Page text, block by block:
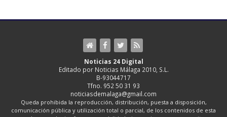
Noticias 24 Digital
Editado por Noticias Málaga 2010, S.L.
B-93044717
Tfno. 952 50 31 93
noticiasdemalaga@gmail.com
Queda prohibida la reproducción, distribución, puesta a disposición,
comunicación pública y utilización total o parcial, de los contenidos de esta